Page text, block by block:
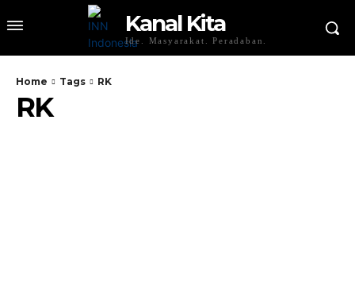
Kanal Kita
Ide. Masyarakat. Peradaban.
Home Tags RK
RK